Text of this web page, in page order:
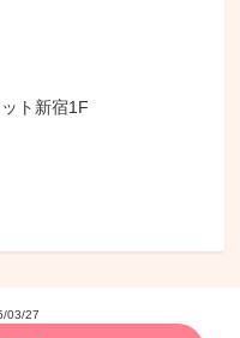
ト新宿1F
03/27